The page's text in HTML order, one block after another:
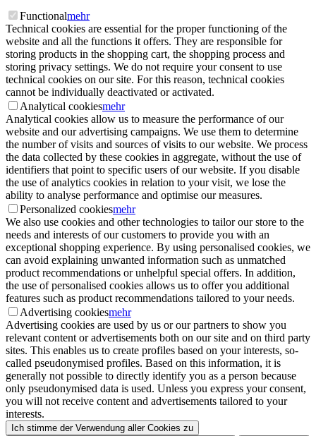
Functionalmehr
Technical cookies are essential for the proper functioning of the
website and all the functions it offers. They are responsible for
storing products in the shopping cart, the shopping process and
storing privacy settings. We do not require your consent to use
technical cookies on our site. For this reason, technical cookies
cannot be individually deactivated or activated.
Analytical cookiesmehr
Analytical cookies allow us to measure the performance of our
website and our advertising campaigns. We use them to determine
the number of visits and sources of visits to our website. We process
the data collected by these cookies in aggregate, without the use of
identifiers that point to specific users of our website. If you disable
the use of analytics cookies in relation to your visit, we lose the
ability to analyse performance and optimise our measures.
Personalized cookiesmehr
We also use cookies and other technologies to tailor our store to the
needs and interests of our customers to provide you with an
exceptional shopping experience. By using personalised cookies, we
can avoid explaining unwanted information such as unmatched
product recommendations or unhelpful special offers. In addition,
the use of personalised cookies allows us to offer you additional
features such as product recommendations tailored to your needs.
Advertising cookiesmehr
Advertising cookies are used by us or our partners to show you
relevant content or advertisements both on our site and on third party
sites. This enables us to create profiles based on your interests, so-
called pseudonymised profiles. Based on this information, it is
generally not possible to directly identify you as a person because
only pseudonymised data is used. Unless you express your consent,
you will not receive content and advertisements tailored to your
interests.
Ich stimme der Verwendung aller Cookies zu